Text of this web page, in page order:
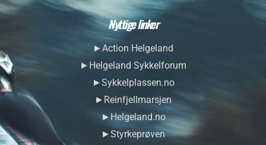
Nyttige linker
►Action Helgeland
►Helgeland Sykkelforum
►Sykkelplassen.no
►Reinfjellmarsjen
►Helgeland.no
►Styrkeprøven